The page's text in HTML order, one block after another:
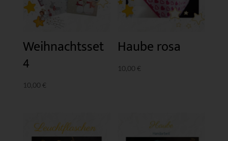
Weihnachtsset
4
10,00 €
Haube rosa
10,00 €